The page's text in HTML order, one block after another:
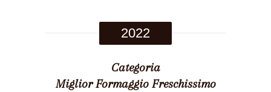
2022
Categoria
Miglior Formaggio Freschissimo